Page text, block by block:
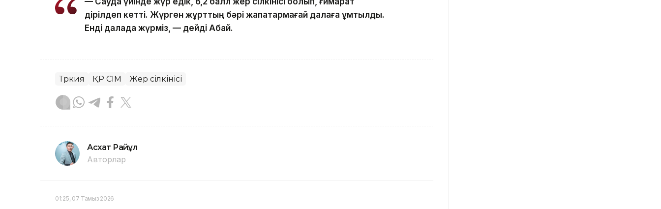
дірілдеп кетті. Жүрген жұрттың бәрі жапатармағай далаға ұмтылды.
Енді далада жүрміз, — дейді Абай.
Түркия ҚР СІМ Жер сілкінісі
Асхат Райқұл
Авторлар
01:25, 07 Тамыз 2026